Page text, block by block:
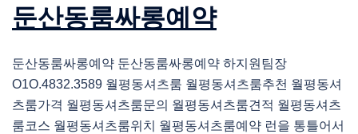
둔산동룸싸롱예약
둔산동룸싸롱예약 둔산동룸싸롱예약 하지원팀장
O1O.4832.3589 월평동셔츠룸 월평동셔츠룸추천 월평동셔
츠룸가격 월평동셔츠룸문의 월평동셔츠룸견적 월평동셔츠
룸코스 월평동셔츠룸위치 월평동셔츠룸예약 런을 통틀어서